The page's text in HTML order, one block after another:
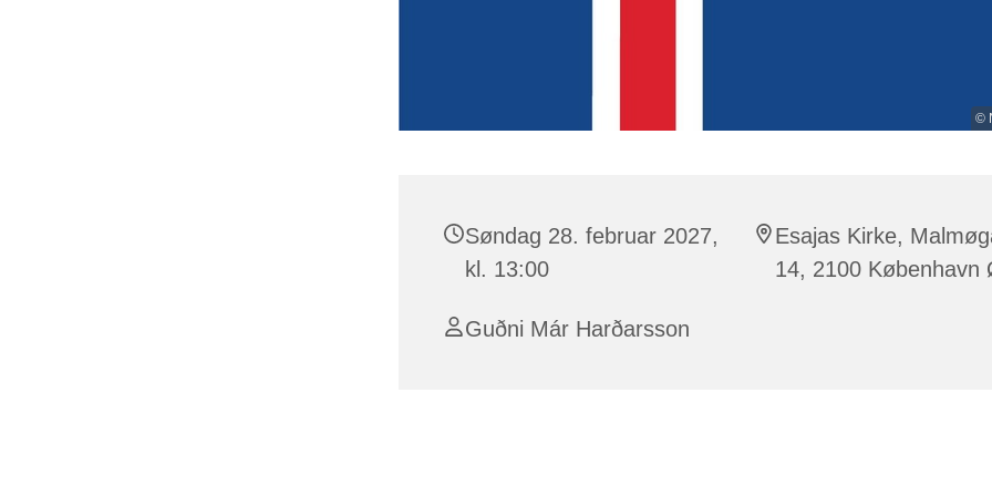
©
Søndag 28. februar 2027,
kl. 13:00
Esajas Kirke,
14, 2100 København
Guðni Már Harðarsson